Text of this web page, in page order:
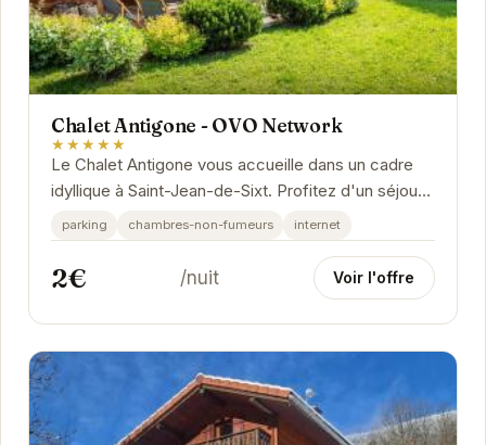
Chalet Antigone - OVO Network
★★★★★
Le Chalet Antigone vous accueille dans un cadre
idyllique à Saint-Jean-de-Sixt. Profitez d'un séjour
relaxant et confortable dans ce chalet...
parking chambres-non-fumeurs internet
2€ /nuit Voir l'offre